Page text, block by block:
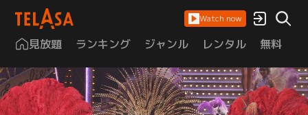
Watch now
見放題 ランキング ジャンル レンタル 無料